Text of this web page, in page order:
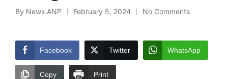
Posted
By News ANP February 5, 2024 No Comments
Facebook Twitter WhatsApp
Copy Print